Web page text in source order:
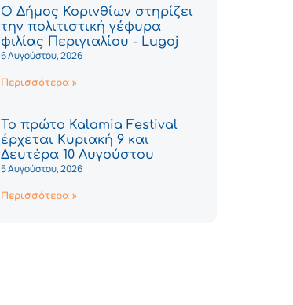
Ο Δήμος Κορινθίων στηρίζει
την πολιτιστική γέφυρα
φιλίας Περιγιαλίου - Lugoj
6 Αυγούστου, 2026
Περισσότερα »
Το πρώτο Kalamia Festival
έρχεται Κυριακή 9 και
Δευτέρα 10 Αυγούστου
5 Αυγούστου, 2026
Περισσότερα »